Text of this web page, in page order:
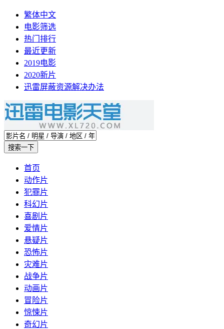
繁体中文
电影筛选
热门排行
最近更新
2019电影
2020新片
迅雷屏蔽资源解决办法
首页
动作片
犯罪片
科幻片
喜剧片
爱情片
悬疑片
恐怖片
灾难片
战争片
动画片
冒险片
惊悚片
奇幻片